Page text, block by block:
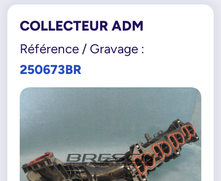
COLLECTEUR ADM
Référence / Gravage :
250673BR